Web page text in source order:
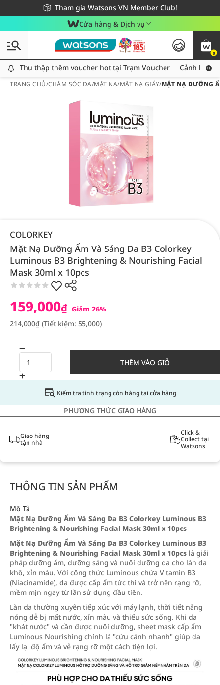
Tham gia Watsons VN Member Club!
Miễn phí giao hàng cho đơn hàng từ 249,000Đ
Giao hàng nhanh 24h - Áp dụng khu vực TP. Hồ Chí Minh
Cửa hàng & Dịch vụ
0
Thu thập thêm voucher hot tại Trạm Voucher
Thu thập thêm voucher hot tại Trạm Voucher Cảnh báo
TRANG CHỦ/CHĂM SÓC DA/MẶT NẠ/MẶT NẠ GIẤY/MẶT NẠ DƯỠNG
COLORKEY
Mặt Nạ Dưỡng Ẩm Và Sáng Da B3 Colorkey
Luminous B3 Brightening & Nourishing Facial
Mask 30ml x 10pcs
159,000₫ Giảm 26%
214,000₫(Tiết kiệm: 55,000)
THÊM VÀO GIỎ
Kiểm tra tình trạng còn hàng tại cửa hàng
PHƯƠNG THỨC GIAO HÀNG
Giao hàng
tận nhà
Click &
Collect tại
Watsons
THÔNG TIN SẢN PHẨM
Mô Tả
Mặt Nạ Dưỡng Ẩm Và Sáng Da B3 Colorkey Luminous B3
Brightening & Nourishing Facial Mask 30ml x 10pcs
Mặt Nạ Dưỡng Ẩm Và Sáng Da B3 Colorkey Luminous B3
Brightening & Nourishing Facial Mask 30ml x 10pcs là giải
pháp dưỡng ẩm, dưỡng sáng và nuôi dưỡng da cho làn da
khô, xỉn màu. Với công thức Luminous chứa Vitamin B3
(Niacinamide), da được cấp ẩm tức thì và trở nên rạng rỡ,
mềm mịn ngay từ lần sử dụng đầu tiên.
Làn da thường xuyên tiếp xúc với máy lạnh, thời tiết nắng
nóng dễ bị mất nước, xỉn màu và thiếu sức sống. Khi da
"khát nước" và cần được nuôi dưỡng, sheet mask cấp ẩm
Luminous Nourishing chính là "cứu cánh nhanh" giúp da
lấy lại độ ẩm và vẻ rạng rỡ một cách tiện lợi.